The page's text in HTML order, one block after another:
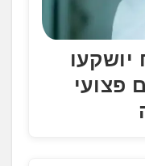
יושקעו
פצועי